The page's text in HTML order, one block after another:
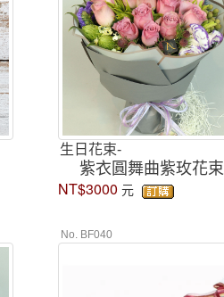
生日花束-
紫衣圓舞曲紫玫花束
NT$3000 元
No. BF040